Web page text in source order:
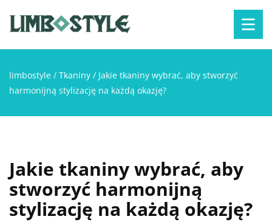
limbostyle / Tkaniny / Jakie tkaniny wybrać, aby stworzyć
harmonijną stylizację na każdą okazję?
Jakie tkaniny wybrać, aby
stworzyć harmonijną
stylizację na każdą okazję?